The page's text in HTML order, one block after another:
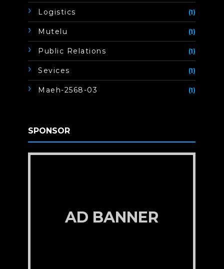
Logistics (1)
Mutelu (1)
Public Relations (1)
Sevices (1)
Maeh-2568-03 (1)
SPONSOR
AD BANNER